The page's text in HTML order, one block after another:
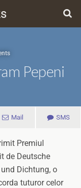
Pepeni
Mail SMS
Premiul
de Deutsche
Dichtung, o
tuturor celor